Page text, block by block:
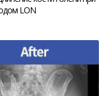
LON